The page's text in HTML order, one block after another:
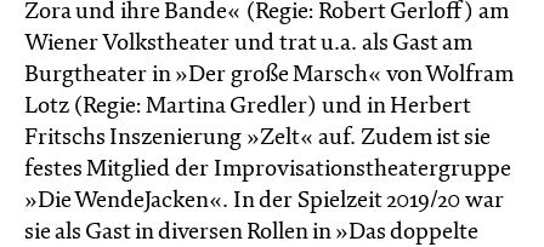
Zora und ihre Bande« (Regie: Robert Gerloff) am
Wiener Volkstheater und trat u.a. als Gast am
Burgtheater in »Der große Marsch« von Wolfram
Lotz (Regie: Martina Gredler) und in Herbert
Fritschs Inszenierung »Zelt« auf. Zudem ist sie
festes Mitglied der Improvisationstheatergruppe
»Die WendeJacken«. In der Spielzeit 2019/20 war
sie als Gast in diversen Rollen in »Das doppelte